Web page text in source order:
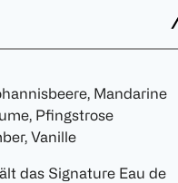
Mandarine
Pfingstrose
Vanille
das Signature Eau de